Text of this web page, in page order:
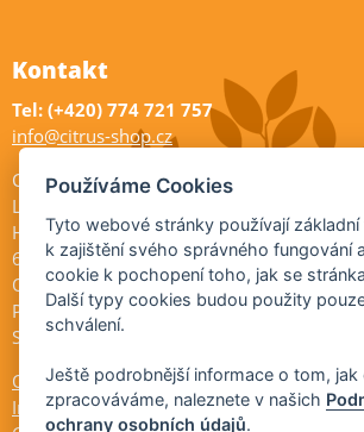
Kontakt
Tel: (+420) 774 721 757
info@citrus-shop.cz
Citrus shop zahradnictví
Legionářů 2
Hodonín
695 01
Otevřeno:
Po-Pá 9-17
So 9-11:30
Ochrana osobních údajů
Informace ÚKZÚZ
Používáme Cookies
Tyto webové stránky používají
k zajištění svého správného fungování
cookie k pochopení toho, jak se
Další typy cookies budou použity
schválení.
Ještě podrobnější informace o tom, jak
zpracováváme, naleznete v našich
ochrany osobních údajů.